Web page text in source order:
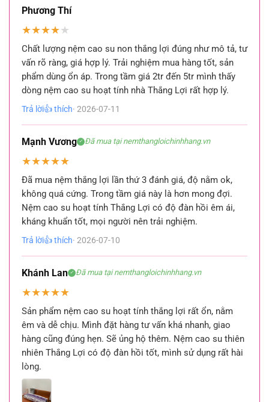
Phương Thí
★★★★★
Chất lượng nệm cao su non thắng lợi đúng như mô tả, tư
vấn rõ ràng, giá hợp lý. Trải nghiệm mua hàng tốt, sản
phẩm dùng ổn áp. Trong tầm giá 2tr đến 5tr mình thấy
dòng nệm cao su hoạt tính nhà Thắng Lợi rất hợp lý.
Trả lời👍 thích· 2026-07-11
Mạnh Vương ✓ Đã mua tại nemthangloichinhhang.vn
★★★★★
Đã mua nệm thắng lợi lần thứ 3 đánh giá, độ nằm ok,
không quá cứng. Trong tầm giá này là hơn mong đợi.
Nệm cao su hoạt tính Thắng Lợi có độ đàn hồi êm ái,
kháng khuẩn tốt, mọi người nên trải nghiệm.
Trả lời👍 thích· 2026-07-10
Khánh Lan ✓ Đã mua tại nemthangloichinhhang.vn
★★★★★
Sản phẩm nệm cao su hoạt tính thắng lợi rất ổn, nằm
êm và dễ chịu. Mình đặt hàng tư vấn khá nhanh, giao
hàng cũng đúng hẹn. Sẽ ủng hộ thêm. Nệm cao su thiên
nhiên Thắng Lợi có độ đàn hồi tốt, mình sử dụng rất hài
lòng.